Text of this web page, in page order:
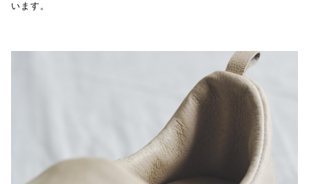
います。